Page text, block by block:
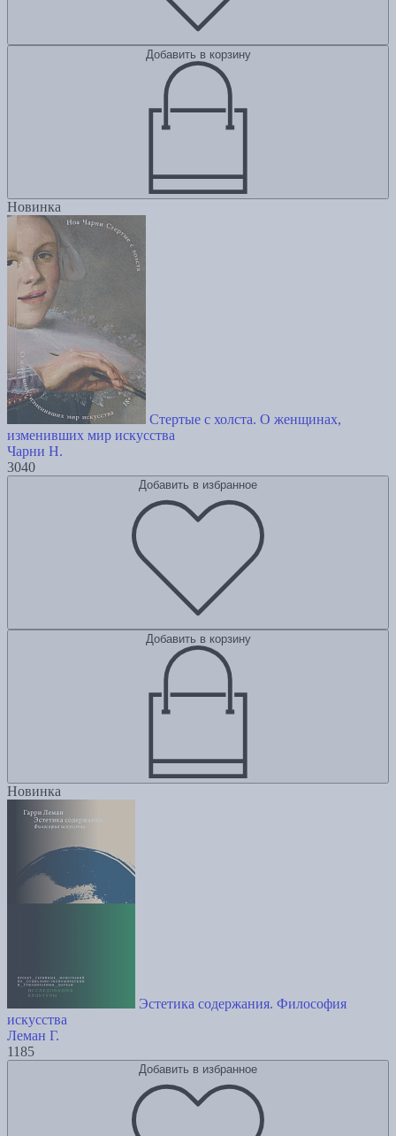
Добавить в корзину
Новинка
Стертые с холста. О женщинах,
изменивших мир искусства
Чарни Н.
3040
Добавить в избранное
Добавить в корзину
Новинка
Эстетика содержания. Философия
искусства
Леман Г.
1185
Добавить в избранное